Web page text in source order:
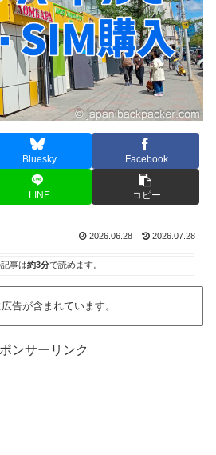
Bluesky Facebook
LINE コピー
2026.06.28 2026.07.28
事は約3分で読めます。
告が含まれています。
ンサーリンク